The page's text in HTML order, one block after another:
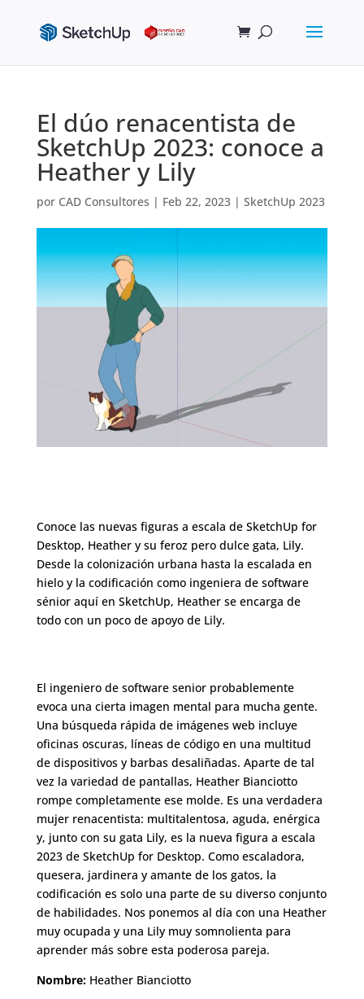
El dúo renacentista de
SketchUp 2023: conoce a
Heather y Lily
por CAD Consultores | Feb 22, 2023| SketchUp 2023
Conoce las nuevas figuras a escala de SketchUp for
Desktop, Heather y su feroz pero dulce gata, Lily.
Desde la colonización urbana hasta la escalada en
hielo y la codificación como ingeniera de software
sénior aquí en SketchUp, Heather se encarga de
todo con un poco de apoyo de Lily.
El ingeniero de software senior probablemente
evoca una cierta imagen mental para mucha gente.
Una búsqueda rápida de imágenes web incluye
oficinas oscuras, líneas de código en una multitud
de dispositivos y barbas desaliñadas. Aparte de tal
vez la variedad de pantallas, Heather Bianciotto
rompe completamente ese molde. Es una verdadera
mujer renacentista: multitalentosa, aguda, enérgica
y, junto con su gata Lily, es la nueva figura a escala
2023 de SketchUp for Desktop. Como escaladora,
quesera, jardinera y amante de los gatos, la
codificación es solo una parte de su diverso conjunto
de habilidades. Nos ponemos al día con una Heather
muy ocupada y una Lily muy somnolienta para
aprender más sobre esta poderosa pareja.
Nombre: Heather Bianciotto